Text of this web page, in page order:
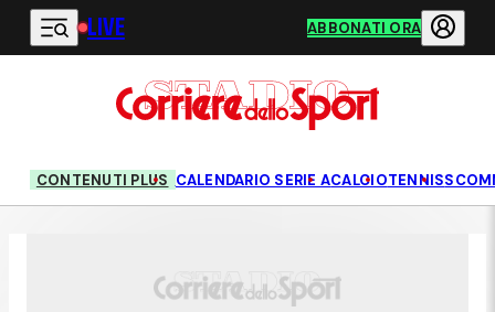
Vai al contenuto principale
LIVE ABBONATI ORA
CONTENUTI PLUS CALENDARIO SERIE ACALCIOTENNIS